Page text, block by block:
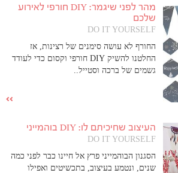
מהר לפני שיגמר: DIY חורפי לאירוע
שלכם
DO IT YOURSELF
החורף לא עושה סימנים של רצינות, אז
החלטנו להשיק DIY חורפי וקסום כדי לעודד
גשמים של ברכה וסטייל..
העיצוב שחיכיתם לו: DIY בוהמייני
DO IT YOURSELF
הסגנון הבוהמייני פרץ אל חיינו כבר לפני כמה
שנים, ונטמע בעיצוב, בתכשיטים ואפילו